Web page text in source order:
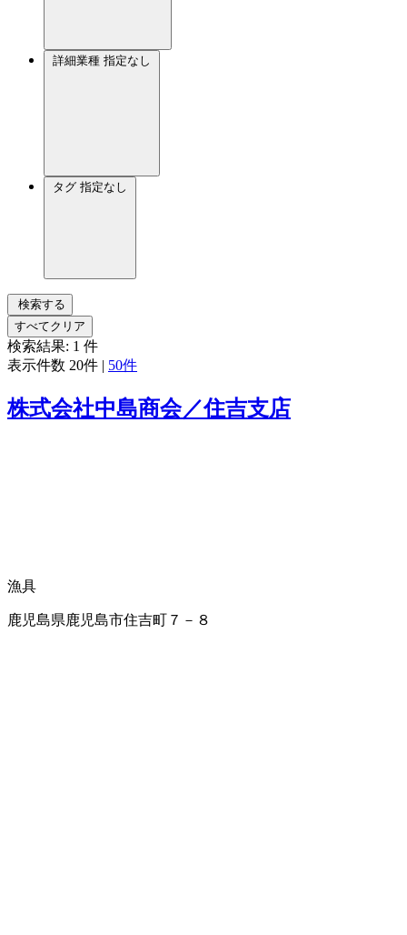
詳細業種 指定なし
タグ 指定なし
検索する
すべてクリア
検索結果: 1 件
表示件数 20件 | 50件
株式会社中島商会／住吉支店
漁具
鹿児島県鹿児島市住吉町７－８